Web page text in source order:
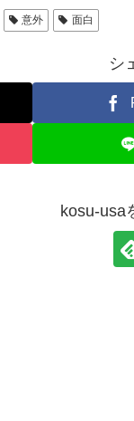
意外 面白
シ
kosu-usa